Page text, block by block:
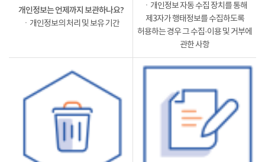
개인정보는 언제까지 보관하나요?
ㆍ개인정보의 처리 및 보유 기간
ㆍ개인정보 자동 수집 장치를 통해
제3자가 행태정보를 수집하도록
허용하는 경우 그 수집·이용 및 거부에
관한 사항